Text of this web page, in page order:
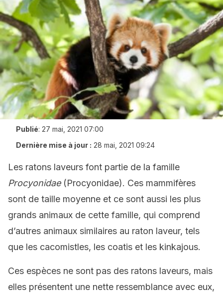
Publié: 27 mai, 2021 07:00
Dernière mise à jour : 28 mai, 2021 09:24
Les ratons laveurs font partie de la famille
Procyonidae(Procyonidae). Ces mammifères
sont de taille moyenne et ce sont aussi les plus
grands animaux de cette famille, qui comprend
d’autres animaux similaires au raton laveur, tels
que les cacomistles, les coatis et les kinkajous.
Ces espèces ne sont pas des ratons laveurs, mais
elles présentent une nette ressemblance avec eux,